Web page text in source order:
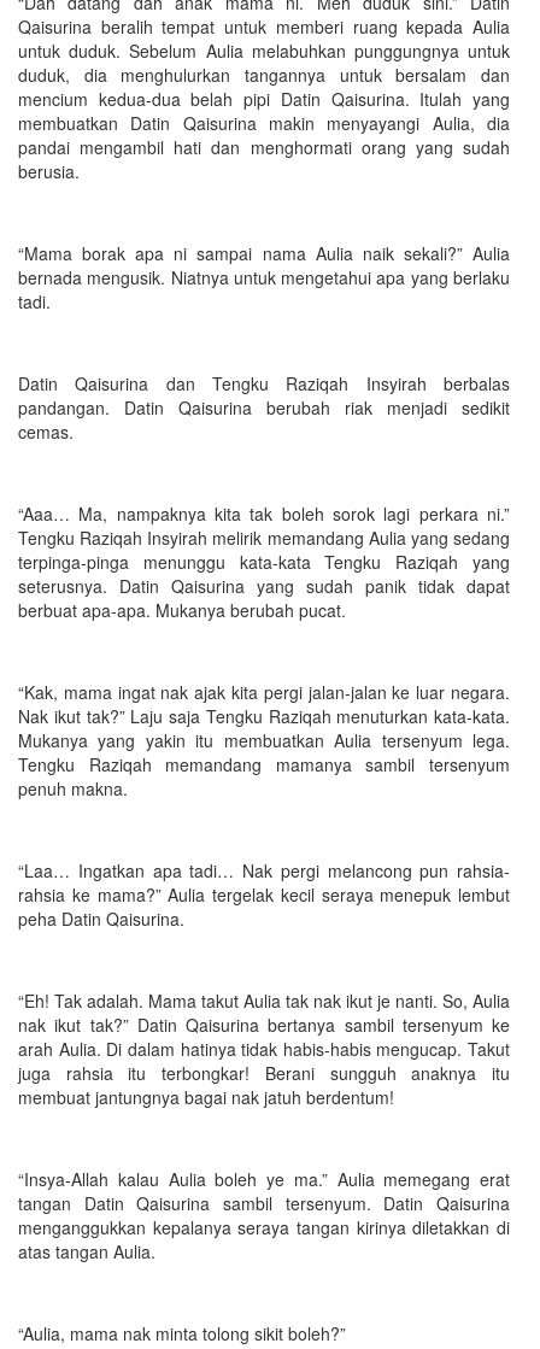
Qaisurina beralih tempat untuk memberi ruang kepada Aulia
untuk duduk. Sebelum Aulia melabuhkan punggungnya untuk
duduk, dia menghulurkan tangannya untuk bersalam dan
mencium kedua-dua belah pipi Datin Qaisurina. Itulah yang
membuatkan Datin Qaisurina makin menyayangi Aulia, dia
pandai mengambil hati dan menghormati orang yang sudah
berusia.
“Mama borak apa ni sampai nama Aulia naik sekali?” Aulia
bernada mengusik. Niatnya untuk mengetahui apa yang berlaku
tadi.
Datin Qaisurina dan Tengku Raziqah Insyirah berbalas
pandangan. Datin Qaisurina berubah riak menjadi sedikit
cemas.
“Aaa… Ma, nampaknya kita tak boleh sorok lagi perkara ni.”
Tengku Raziqah Insyirah melirik memandang Aulia yang sedang
terpinga-pinga menunggu kata-kata Tengku Raziqah yang
seterusnya. Datin Qaisurina yang sudah panik tidak dapat
berbuat apa-apa. Mukanya berubah pucat.
“Kak, mama ingat nak ajak kita pergi jalan-jalan ke luar negara.
Nak ikut tak?” Laju saja Tengku Raziqah menuturkan kata-kata.
Mukanya yang yakin itu membuatkan Aulia tersenyum lega.
Tengku Raziqah memandang mamanya sambil tersenyum
penuh makna.
“Laa… Ingatkan apa tadi… Nak pergi melancong pun rahsia-
rahsia ke mama?” Aulia tergelak kecil seraya menepuk lembut
peha Datin Qaisurina.
“Eh! Tak adalah. Mama takut Aulia tak nak ikut je nanti. So, Aulia
nak ikut tak?” Datin Qaisurina bertanya sambil tersenyum ke
arah Aulia. Di dalam hatinya tidak habis-habis mengucap. Takut
juga rahsia itu terbongkar! Berani sungguh anaknya itu
membuat jantungnya bagai nak jatuh berdentum!
“Insya-Allah kalau Aulia boleh ye ma.” Aulia memegang erat
tangan Datin Qaisurina sambil tersenyum. Datin Qaisurina
menganggukkan kepalanya seraya tangan kirinya diletakkan di
atas tangan Aulia.
“Aulia, mama nak minta tolong sikit boleh?”